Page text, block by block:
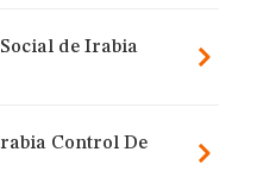
de Irabia
Control De